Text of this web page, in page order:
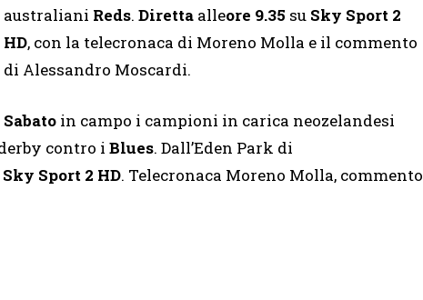
australiani Reds. Diretta alleore 9.35 su Sky Sport 2
HD, con la telecronaca di Moreno Molla e il commento
di Alessandro Moscardi.
Sabato in campo i campioni in carica neozelandesi
contro i Blues. Dall’Eden Park di
Sky Sport 2 HD. Telecronaca Moreno Molla, commento